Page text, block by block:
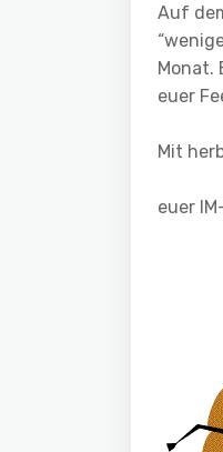
Auf
Monat.
euer
Mit
euer